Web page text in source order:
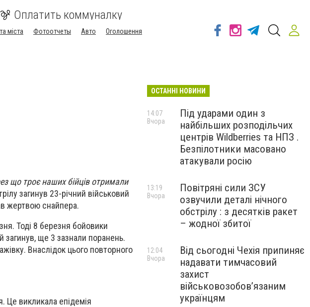
Оплатить коммуналку
міста Фотоотчеты Авто
Оголошення
що троє наших бійців отримали
загинув 23-річний військовий
жертвою снайпера.
Тоді 8 березня бойовики
загинув, ще 3 зазнали поранень.
Внаслідок цього повторного
Це викликала епідемія
ОСТАННІ НОВИНИ
Під ударами один з
найбільших розподільчих
центрів Wildberries та НПЗ .
Безпілотники масовано
атакували росію
14:07
Вчора
Повітряні сили ЗСУ
озвучили деталі нічного
обстрілу : з десятків ракет
– жодної збитої
13:19
Вчора
Від сьогодні Чехія припиняє
надавати тимчасовий
захист
військовозобов’язаним
українцям
12:04
Вчора